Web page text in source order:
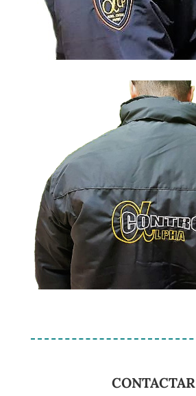
CONTACTAR